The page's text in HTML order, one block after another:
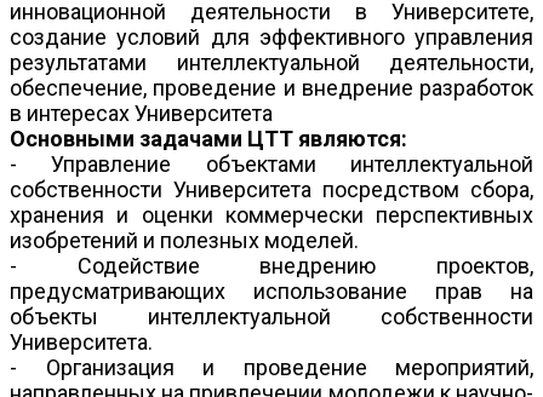
инновационной деятельности в Университете,
создание условий для эффективного управления
результатами интеллектуальной деятельности,
обеспечение, проведение и внедрение разработок
в интересах Университета
Основными задачами ЦТТ являются:
- Управление объектами интеллектуальной
собственности Университета посредством сбора,
хранения и оценки коммерчески перспективных
изобретений и полезных моделей.
- Содействие внедрению проектов,
предусматривающих использование прав на
объекты интеллектуальной собственности
Университета.
- Организация и проведение мероприятий,